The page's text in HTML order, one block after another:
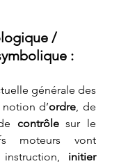
/
:
générale des
d’ordre
contrôle sur le
initier